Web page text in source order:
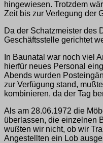
hingewiesen. Trotzdem
Zeit bis zur Verlegung der
Da der Schatzmeister des
Geschäftsstelle gerichtet
In Baunatal war noch viel
hierfür neues Personal
Abends wurden
zur Verfügung stand,
kombinieren, da der Tag
Als am 28.06.1972 die
überlassen, die einzelnen
wußten wir nicht, ob wir
Angestellten ein Lob